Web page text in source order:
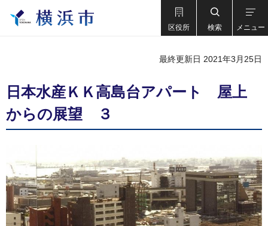
区役所 検索 メニュー
最終更新日 2021年3月25日
日本水産ＫＫ高島台アパート 屋上
からの展望 ３